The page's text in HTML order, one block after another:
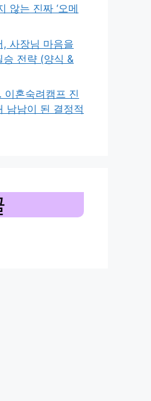
않는 진짜 ‘오메
, 사장님 마음을
승 전략 (양식 &
혼숙려캠프 진
남남이 된 결정적